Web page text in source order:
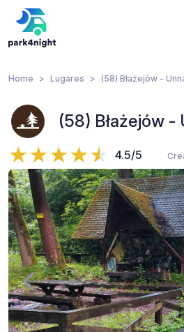
Home Lugares (58) Błażejów -
(58) Błażejów -
4.5/5